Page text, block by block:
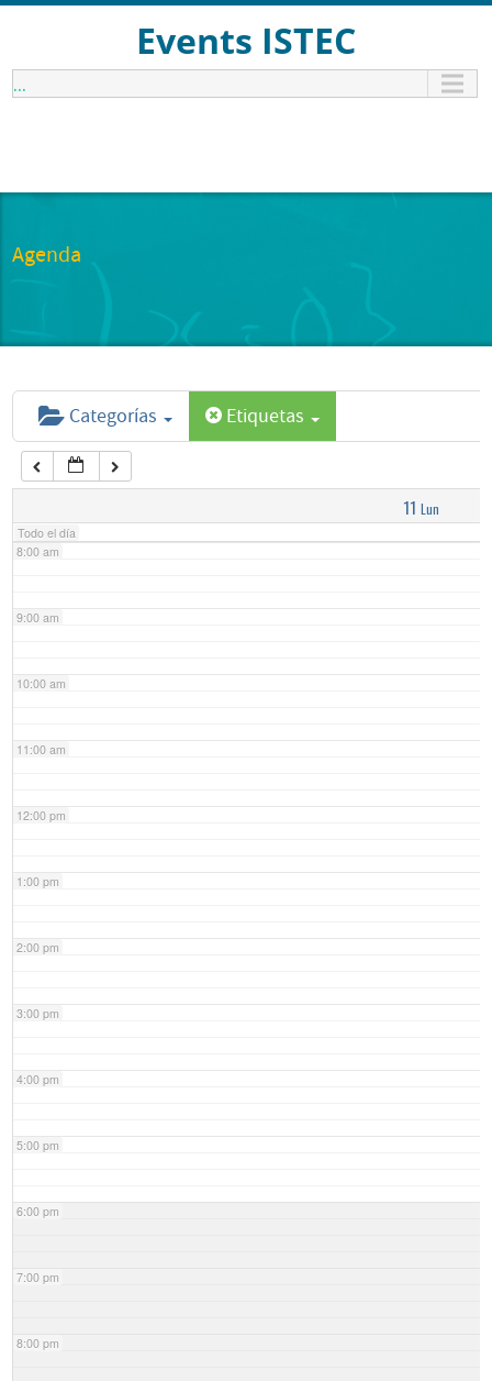
Events ISTEC
...
Agenda
Categorías Etiquetas
11 Lun
Todo el día
1:00 am
6:00 am
7:00 am
8:00 am
9:00 am
10:00 am
11:00 am
12:00 pm
1:00 pm
2:00 pm
3:00 pm
4:00 pm
5:00 pm
6:00 pm
7:00 pm
8:00 pm